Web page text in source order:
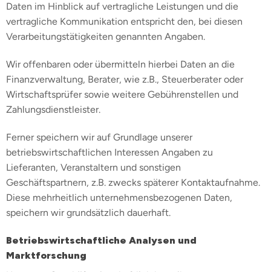
Daten im Hinblick auf vertragliche Leistungen und die
vertragliche Kommunikation entspricht den, bei diesen
Verarbeitungstätigkeiten genannten Angaben.
Wir offenbaren oder übermitteln hierbei Daten an die
Finanzverwaltung, Berater, wie z.B., Steuerberater oder
Wirtschaftsprüfer sowie weitere Gebührenstellen und
Zahlungsdienstleister.
Ferner speichern wir auf Grundlage unserer
betriebswirtschaftlichen Interessen Angaben zu
Lieferanten, Veranstaltern und sonstigen
Geschäftspartnern, z.B. zwecks späterer Kontaktaufnahme.
Diese mehrheitlich unternehmensbezogenen Daten,
speichern wir grundsätzlich dauerhaft.
Betriebswirtschaftliche Analysen und
Marktforschung